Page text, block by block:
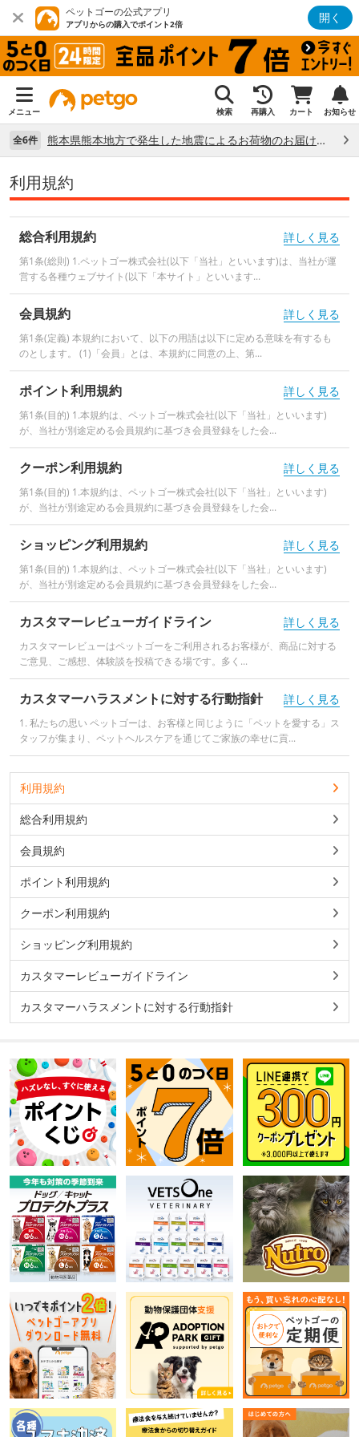
ペットゴーの公式アプリ
アプリからの購入でポイント2倍 開く
メニュー 検索 再購入 カート お知らせ
全6件 熊本県熊本地方で発生した地震によるお荷物のお届け状況について （7/28）
利用規約
総合利用規約 詳しく見る
第1条(総則) 1.ペットゴー株式会社(以下「当社」といいます)は、当社が運
営する各種ウェブサイト(以下「本サイト」といいます...
会員規約 詳しく見る
第1条(定義) 本規約において、以下の用語は以下に定める意味を有するも
のとします。 (1)「会員」とは、本規約に同意の上、第...
ポイント利用規約 詳しく見る
第1条(目的) 1.本規約は、ペットゴー株式会社(以下「当社」といいます)
が、当社が別途定める会員規約に基づき会員登録をした会...
クーポン利用規約 詳しく見る
第1条(目的) 1.本規約は、ペットゴー株式会社(以下「当社」といいます)
が、当社が別途定める会員規約に基づき会員登録をした会...
ショッピング利用規約 詳しく見る
第1条(目的) 1.本規約は、ペットゴー株式会社(以下「当社」といいます)
が、当社が別途定める会員規約に基づき会員登録をした会...
カスタマーレビューガイドライン 詳しく見る
カスタマーレビューはペットゴーをご利用されるお客様が、商品に対する
ご意見、ご感想、体験談を投稿できる場です。多く...
カスタマーハラスメントに対する行動指針 詳しく見る
1. 私たちの思い ペットゴーは、お客様と同じように「ペットを愛する」ス
タッフが集まり、ペットヘルスケアを通じてご家族の幸せに貢...
利用規約
総合利用規約
会員規約
ポイント利用規約
クーポン利用規約
ショッピング利用規約
カスタマーレビューガイドライン
カスタマーハラスメントに対する行動指針